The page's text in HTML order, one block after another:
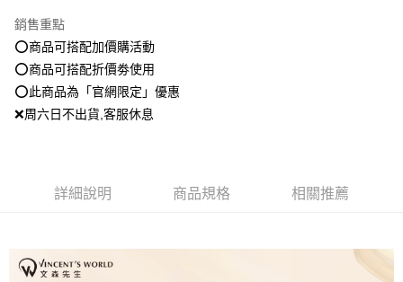
3.實際核准額度、可分期數及費用金額請依後續交易確認頁面所載為準。
4.訂單成立30分鐘內，如未前往確認交易或遇審核未通過，訂單將自動取
法說明評估內容。
【繳款方式說明】
1.分期款項不併入電信帳單，「大哥付你分期」於每月結算日後寄送繳費提
醒簡訊。
【注意事項】
1.本服務係由「台灣大哥大股份有限公司」（以下簡稱本公司）所提供，讓
2.基於同意付款使用「大哥付你分期」之契約關係目的，商店將以您的個人
資料（包含姓名、電話或地址）提供予台灣大哥大進項蒐集、處理及利用，
AFTEE先享後付是「在收到商品之後才付款」的支付方式。 讓您購物簡單
便利好安心！
１．簡單：不需註冊會員、不需綁卡、不需儲值。
２．便利：只要手機號碼，簡訊認證，即可結帳。
【「AFTEE先享後付」結帳流程】
ATM／網路銀行／等多元方式進行付款，方視為交易完成。
※ 交易是否成功請以「AFTEE先享後付 」之結帳頁面顯示為準，若有關於
是否繳費成功／繳費後需取消欲退款等相關疑問，請聯繫「AFTEE先享後付
運送方式
全家就是你家取貨付款
每筆NT$80，滿NT$1,500(含以上)免運費
萊爾富取貨付款
付款後萊爾富取貨
銷售重點
⭕️商品可搭配加價購活動
⭕️商品可搭配折價劵使用
⭕️此商品為「官網限定」優惠
❌周六日不出貨,客服休息
詳細說明 商品規格 相關推薦